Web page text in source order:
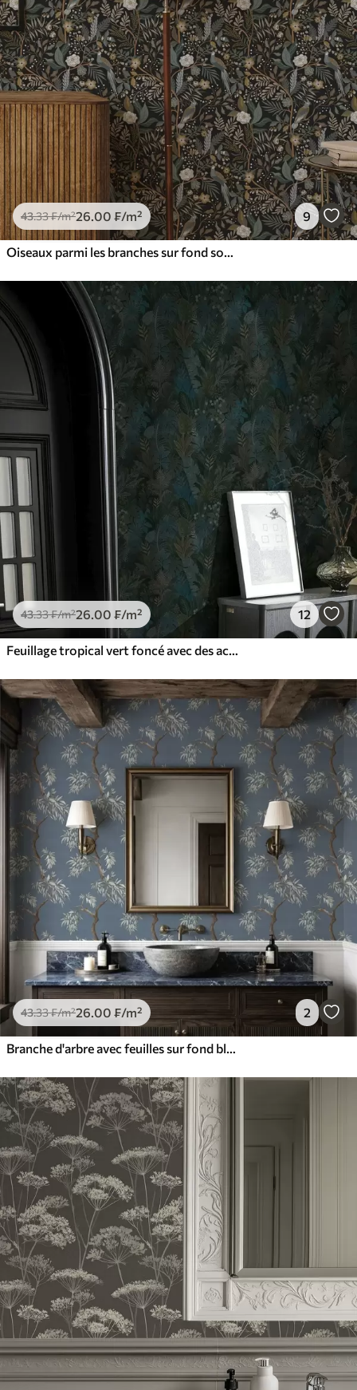
43.33₣/m²26.00 ₣/m² 9
Oiseaux parmi les branches sur fond sombre
43.33₣/m²26.00 ₣/m² 12
Feuillage tropical vert foncé avec des accents bleus
43.33₣/m²26.00 ₣/m² 2
Branche d'arbre avec feuilles sur fond bleu